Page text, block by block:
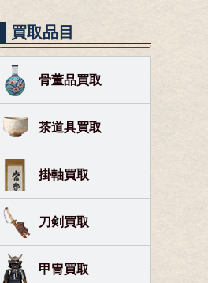
買取品目
骨董品買取
茶道具買取
掛軸買取
刀剣買取
甲冑買取